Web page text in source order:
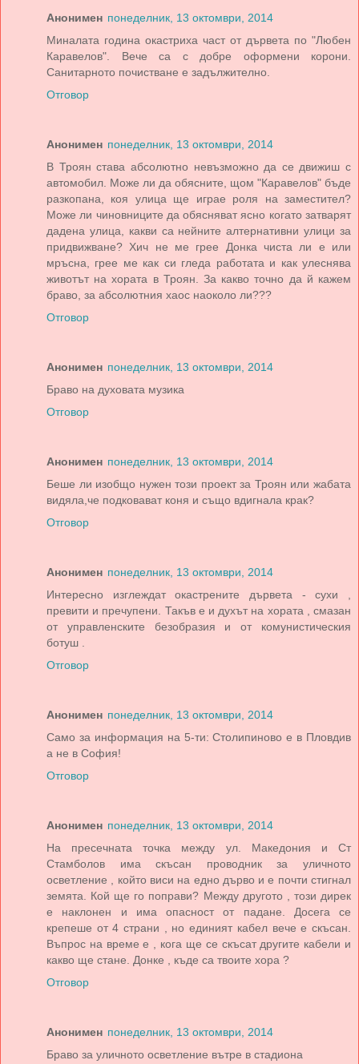
Анонимен понеделник, 13 октомври, 2014
Миналата година окастриха част от дървета по "Любен
Каравелов". Вече са с добре оформени корони.
Санитарното почистване е задължително.
Отговор
Анонимен понеделник, 13 октомври, 2014
В Троян става абсолютно невъзможно да се движиш с
автомобил. Може ли да обясните, щом "Каравелов" бъде
разкопана, коя улица ще играе роля на заместител?
Може ли чиновниците да обясняват ясно когато затварят
дадена улица, какви са нейните алтернативни улици за
придвижване? Хич не ме грее Донка чиста ли е или
мръсна, грее ме как си гледа работата и как улеснява
животът на хората в Троян. За какво точно да й кажем
браво, за абсолютния хаос наоколо ли???
Отговор
Анонимен понеделник, 13 октомври, 2014
Браво на духовата музика
Отговор
Анонимен понеделник, 13 октомври, 2014
Беше ли изобщо нужен този проект за Троян или жабата
видяла,че подковават коня и също вдигнала крак?
Отговор
Анонимен понеделник, 13 октомври, 2014
Интересно изглеждат окастрените дървета - сухи ,
превити и пречупени. Такъв е и духът на хората , смазан
от управленските безобразия и от комунистическия
ботуш .
Отговор
Анонимен понеделник, 13 октомври, 2014
Само за информация на 5-ти: Столипиново е в Пловдив
а не в София!
Отговор
Анонимен понеделник, 13 октомври, 2014
На пресечната точка между ул. Македония и Ст
Стамболов има скъсан проводник за уличното
осветление , който виси на едно дърво и е почти стигнал
земята. Кой ще го поправи? Между другото , този дирек
е наклонен и има опасност от падане. Досега се
крепеше от 4 страни , но единият кабел вече е скъсан.
Въпрос на време е , кога ще се скъсат другите кабели и
какво ще стане. Донке , къде са твоите хора ?
Отговор
Анонимен понеделник, 13 октомври, 2014
Браво за уличното осветление вътре в стадиона